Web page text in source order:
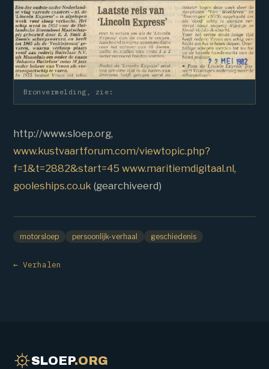
Bronvermelding, zie:
http://www.sloep.org,
www.kustvaartforum.com/viewtopic.php?
f=1&t=2882&start=45 www.maritiemdigitaal.nl,
gooleships.co.uk (gearchiveerd)
motorsloep persoonlijk-verhaal geschiedenis
← Verhalen
SLOEP.ORG